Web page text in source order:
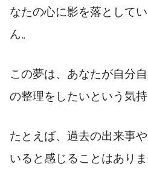
なたの心に影を落として
ん。
この夢は、あなたが自分
の整理をしたいという気持
たとえば、過去の出来事
いると感じることはあり